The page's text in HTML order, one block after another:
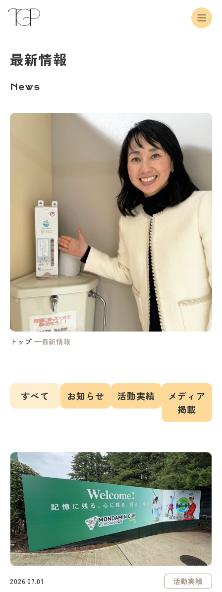
最新情報
News
トップ 最新情報
すべて お知らせ 活動実績
メディア
掲載
2026.07.01 活動実績